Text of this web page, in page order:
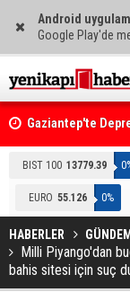
Android
Google Play'de
Gaziantep'te
protokolü
Resmi Gazete'de
BIST 100 13779.39
EURO 55.126 0%
HABERLER GÜNDEM
Milli Piyango'dan
bahis sitesi için suç